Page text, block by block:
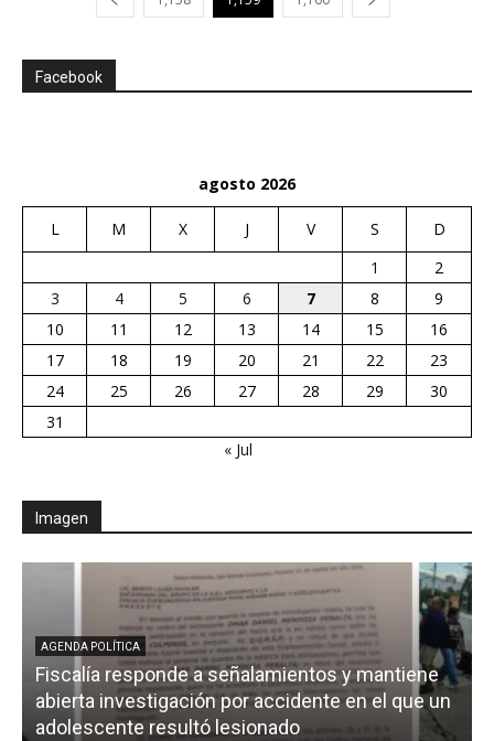
Facebook
agosto 2026
L M X J V S
D
1
2
3
4 5 6 7 8
9
10
11 12 13 14 15
16
17
18 19 20 21 22
23
24
25 26 27 28 29
30
31
« Jul
Imagen
AGENDA POLÍTICA
Fiscalía responde a señalamientos y mantiene
abierta investigación por accidente en el que un
adolescente resultó lesionado